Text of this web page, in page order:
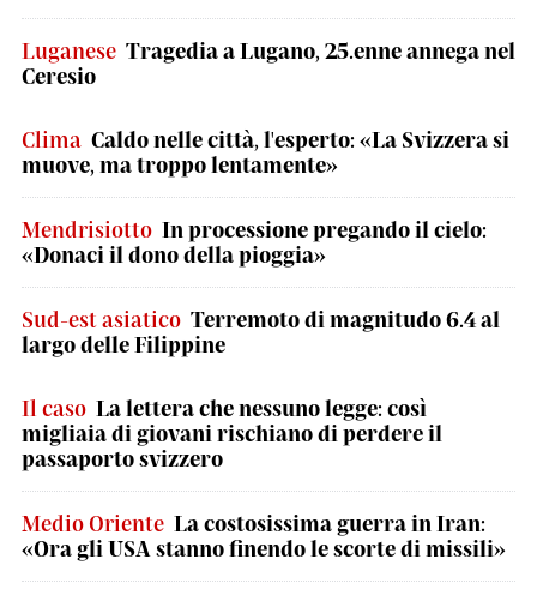
Luganese Tragedia a Lugano, 25.enne annega nel
Ceresio
Clima Caldo nelle città, l'esperto: «La Svizzera si
muove, ma troppo lentamente»
Mendrisiotto In processione pregando il cielo:
«Donaci il dono della pioggia»
Sud-est asiatico Terremoto di magnitudo 6.4 al
largo delle Filippine
Il caso La lettera che nessuno legge: così
migliaia di giovani rischiano di perdere il
passaporto svizzero
Medio Oriente La costosissima guerra in Iran:
«Ora gli USA stanno finendo le scorte di missili»